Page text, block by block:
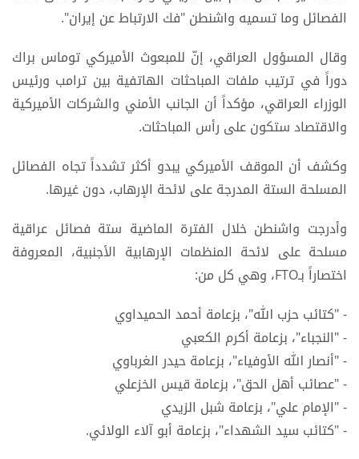
الفصائل وما تسميه واشنطن "فك الارتباط عن إيران".
وقال المسؤول العراقي، إنّ للمبعوث الأميركي توماس براك
دوراً في ترتيب ملفات المباحثات الهاتفية بين ترامب ورئيس
الوزراء العراقي، مؤكداً أن الجانب الأمني والشركات الأميركية
والاقتصاد ستكون على رأس المباحثات.
وكشف أن الموقف الأميركي يبدو أكثر تشدداً تجاه الفصائل
المسلحة الستة المدرجة على لائحة الإرهاب، دون غيرها.
وأدرجت واشنطن خلال الفترة الماضية ستة فصائل عراقية
مسلحة على لائحة المنظمات الإرهابية الأجنبية، المعروفة
اختصاراً بـFTO، وهي كل من:
- "كتائب حزب الله"، بزعامة أحمد الحميداوي
- "النجباء"، بزعامة أكرم الكعبي
- "أنصار الله الأوفياء"، بزعامة حيدر الغرباوي
- "عصائب أهل الحق"، بزعامة قيس الخزعلي
- "الإمام علي"، بزعامة شبل الزيدي
- "كتائب سيد الشهداء"، بزعامة أبو آلاء الولائي.